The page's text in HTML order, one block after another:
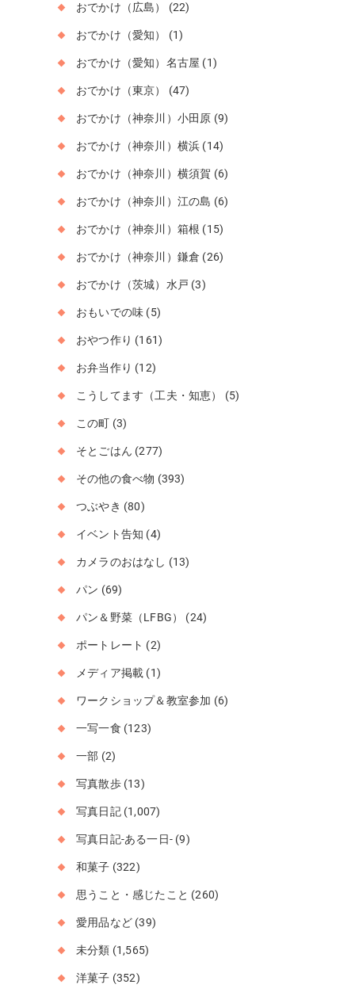
おでかけ（広島） (22)
おでかけ（愛知） (1)
おでかけ（愛知）名古屋 (1)
おでかけ（東京） (47)
おでかけ（神奈川）小田原 (9)
おでかけ（神奈川）横浜 (14)
おでかけ（神奈川）横須賀 (6)
おでかけ（神奈川）江の島 (6)
おでかけ（神奈川）箱根 (15)
おでかけ（神奈川）鎌倉 (26)
おでかけ（茨城）水戸 (3)
おもいでの味 (5)
おやつ作り (161)
お弁当作り (12)
こうしてます（工夫・知恵） (5)
この町 (3)
そとごはん (277)
その他の食べ物 (393)
つぶやき (80)
イベント告知 (4)
カメラのおはなし (13)
パン (69)
パン＆野菜（LFBG） (24)
ポートレート (2)
メディア掲載 (1)
ワークショップ＆教室参加 (6)
一写一食 (123)
一部 (2)
写真散歩(13)
写真日記(1,007)
写真日記-ある一日- (9)
和菓子 (322)
思うこと・感じたこと (260)
愛用品など (39)
未分類 (1,565)
洋菓子 (352)